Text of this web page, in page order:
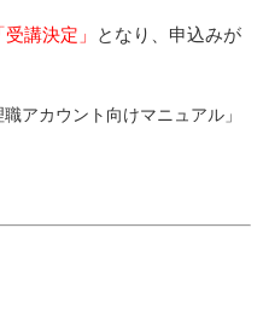
受講決定」
となり、申込みが
アカウント向けマニュアル」